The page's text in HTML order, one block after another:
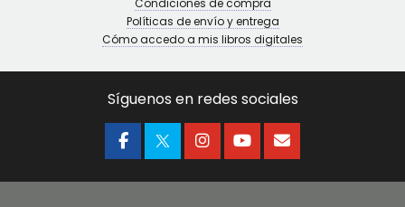
Condiciones de compra
Políticas de envío y entrega
Cómo accedo a mis libros digitales
Síguenos en redes sociales